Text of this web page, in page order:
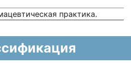
практика.